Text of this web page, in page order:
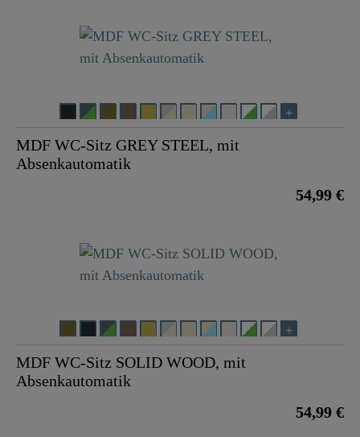
MDF WC-Sitz GREY STEEL, mit
Absenkautomatik
54,99 €
MDF WC-Sitz SOLID WOOD, mit
Absenkautomatik
54,99 €